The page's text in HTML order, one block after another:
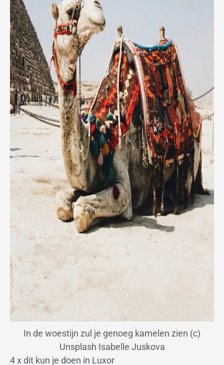
In de woestijn zul je genoeg kamelen zien (c)
Unsplash Isabelle Juskova
4 x dit kun je doen in Luxor